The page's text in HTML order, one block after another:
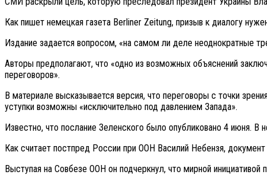
Как пишет немецкая газета Berliner Zeitung, призыв к диалогу
Издание задается вопросом, «на самом ли деле неоднократные
Авторы предполагают, что «одно из возможных объяснений
переговоров».
В материале высказывается версия, что переговоры с точки
уступки возможны «исключительно под давлением Запада».
Известно, что послание Зеленского было опубликовано 4 июня. В
Как считает постпред России при ООН Василий Небензя,
Выступая на Совбезе ООН он подчеркнул, что мирной инициативой